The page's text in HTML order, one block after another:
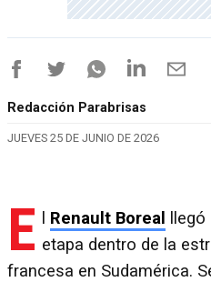
Redacción Parabrisas
JUEVES 25 DE JUNIO DE 2026
E Renault Boreal
etapa dentro de la
francesa en Sudamérica.